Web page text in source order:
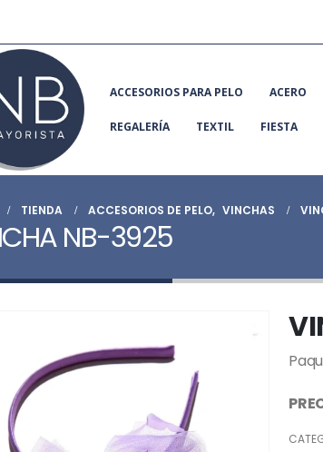
ACCESORIOS PARA PELO ACERO
REGALERÍA TEXTIL FIESTA
TIENDA ACCESORIOS DE PELO, VINCHAS
NB-3925